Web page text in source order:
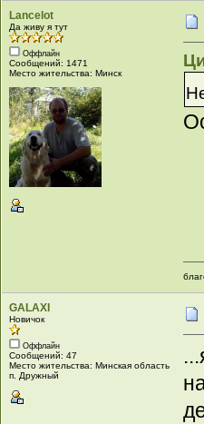
Lancelot
Да живу я тут
Оффлайн
Сообщений: 1471
Место жительства: Минск
GALAXI
Новичок
Оффлайн
Сообщений: 47
Место жительства: Минская область
п. Дружный